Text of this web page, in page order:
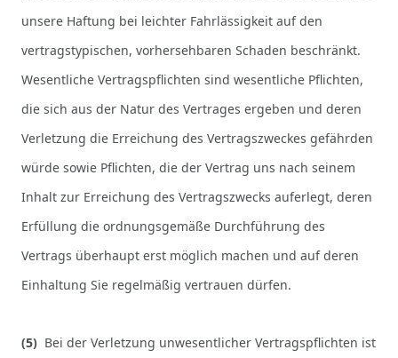
unsere Haftung bei leichter Fahrlässigkeit auf den
vertragstypischen, vorhersehbaren Schaden beschränkt.
Wesentliche Vertragspflichten sind wesentliche Pflichten,
die sich aus der Natur des Vertrages ergeben und deren
Verletzung die Erreichung des Vertragszweckes gefährden
würde sowie Pflichten, die der Vertrag uns nach seinem
Inhalt zur Erreichung des Vertragszwecks auferlegt, deren
Erfüllung die ordnungsgemäße Durchführung des
Vertrags überhaupt erst möglich machen und auf deren
Einhaltung Sie regelmäßig vertrauen dürfen.
(5) Bei der Verletzung unwesentlicher Vertragspflichten ist